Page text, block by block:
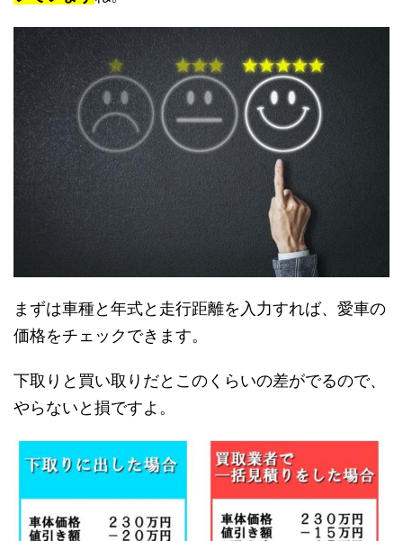
まずは車種と年式と走行距離を入力すれば、愛車の
価格をチェックできます。
下取りと買い取りだとこのくらいの差がでるので、
やらないと損ですよ。